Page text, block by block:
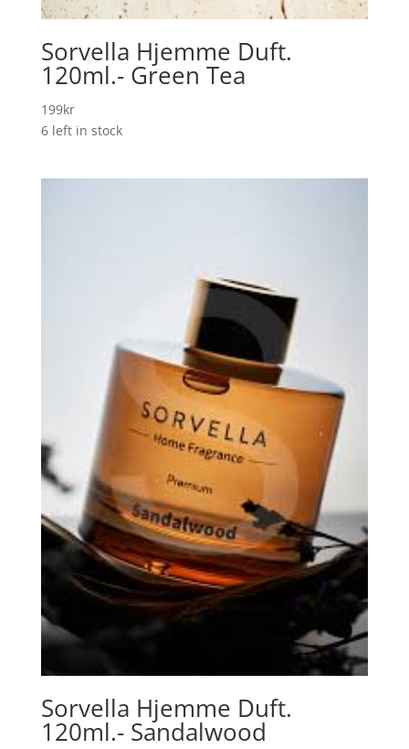
Sorvella Hjemme Duft.
120ml.- Green Tea
199kr
6 left in stock
Sorvella Hjemme Duft.
120ml.- Sandalwood